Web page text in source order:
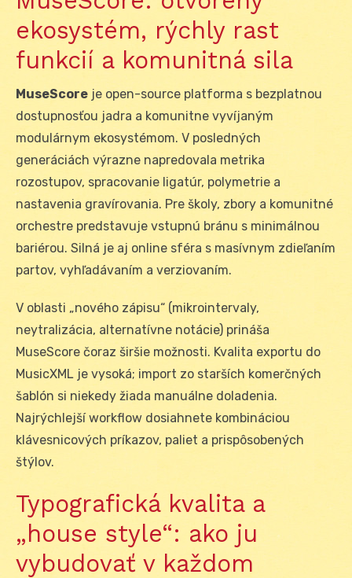
ekosystém, rýchly rast
funkcií a komunitná sila
MuseScore je open-source platforma s bezplatnou
dostupnosťou jadra a komunitne vyvíjaným
modulárnym ekosystémom. V posledných
generáciách výrazne napredovala metrika
rozostupov, spracovanie ligatúr, polymetrie a
nastavenia gravírovania. Pre školy, zbory a komunitné
orchestre predstavuje vstupnú bránu s minimálnou
bariérou. Silná je aj online sféra s masívnym zdieľaním
partov, vyhľadávaním a verziovaním.
V oblasti „nového zápisu“ (mikrointervaly,
neytralizácia, alternatívne notácie) prináša
MuseScore čoraz širšie možnosti. Kvalita exportu do
MusicXML je vysoká; import zo starších komerčných
šablón si niekedy žiada manuálne doladenia.
Najrýchlejší workflow dosiahnete kombináciou
klávesnicových príkazov, paliet a prispôsobených
štýlov.
Typografická kvalita a
„house style“: ako ju
vybudovať v každom